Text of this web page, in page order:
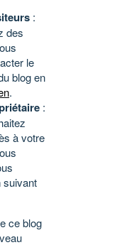
:
des
le
blog en
.
:
à votre
suivant
ce blog